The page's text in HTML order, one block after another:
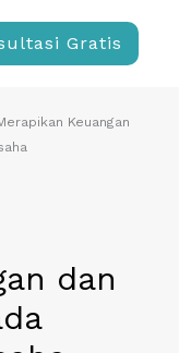
Gratis
Keuangan
dan